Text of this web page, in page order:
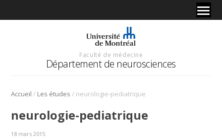
Faculté de médecine
Département de neurosciences
Accueil / Les études / neurologie-pediatrique
neurologie-pediatrique
18 mars 2015